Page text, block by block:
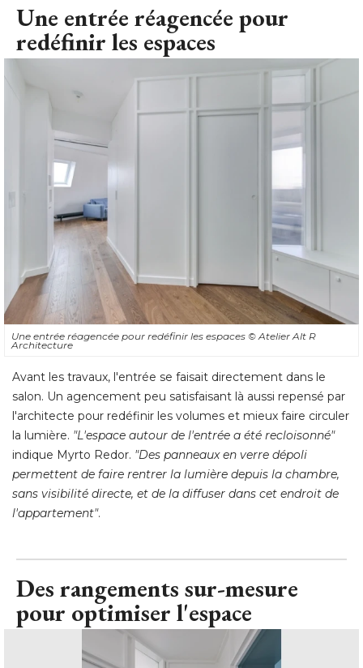
Une entrée réagencée pour
redéfinir les espaces
Une entrée réagencée pour redéfinir les espaces © Atelier Alt R
Architecture
Avant les travaux, l'entrée se faisait directement dans le
salon. Un agencement peu satisfaisant là aussi repensé par
l'architecte pour redéfinir les volumes et mieux faire circuler
la lumière. "L'espace autour de l'entrée a été recloisonné"
indique Myrto Redor. "Des panneaux en verre dépoli
permettent de faire rentrer la lumière depuis la chambre,
sans visibilité directe, et de la diffuser dans cet endroit de
l'appartement".
Des rangements sur-mesure
pour optimiser l'espace